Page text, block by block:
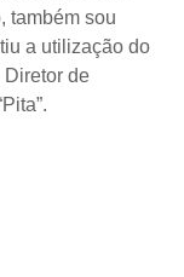
também sou
a utilização do
Diretor de